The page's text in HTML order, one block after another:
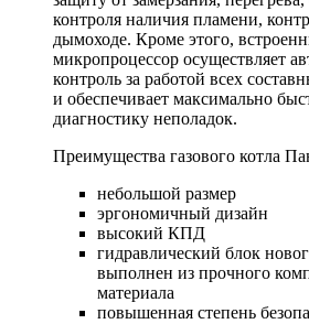
контроля наличия пламени,
дымоходе. Кроме этого,
микропроцессор осуществляет
контроль за работой всех
и обеспечивает максимально
диагностику неполадок.
Преимущества газового котла
небольшой размер
эргономичный дизайн
высокий КПД
гидравлический блок
выполнен из прочного
материала
повышенная степень